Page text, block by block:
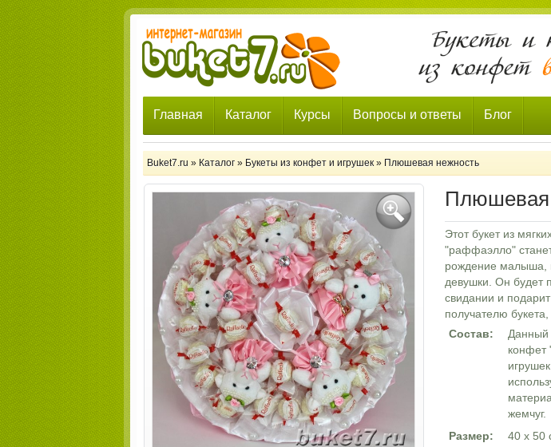
Главная Каталог Курсы Вопросы и ответы Блог
Buket7.ru » Каталог» Букеты из конфет и игрушек» Плюшевая нежность
Плюшевая
Этот букет из
"раффаэлло"
рождение малыша,
девушки. Он будет
свидании и
получателю букета,
Состав:
Данный
жемчуг.
Размер:
40 х 50